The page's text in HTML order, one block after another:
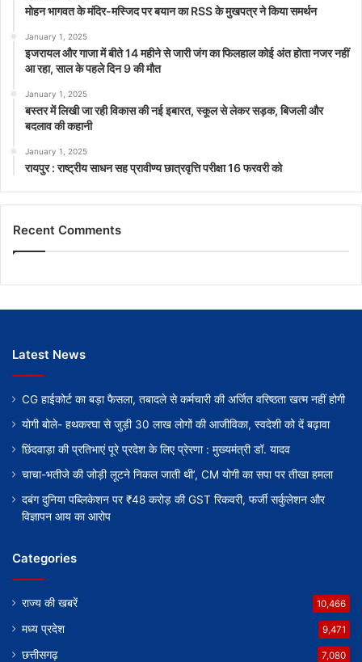
मोहन भागवत के मंदिर-मस्जिद पर बयान का RSS के मुखपत्र ने किया समर्थन
January 1, 2025
इजरायल और गाजा में बीते 14 महीने से जारी जंग का फिलहाल कोई अंत होता नजर नहीं
आ रहा, साल के पहले दिन 9 की मौत
January 1, 2025
बस्तर में लिखी जा रही विकास की नई इबारत, स्कूल से लेकर सड़क, बिजली और
बदलाव की कहानी
January 1, 2025
रायपुर : राष्ट्रीय साधन सह प्रावीण्य छात्रवृत्ति परीक्षा 16 फरवरी को
Recent Comments
Latest News
CG हाईकोर्ट का बड़ा फैसला, तबादले से कर्मचारी की अर्जित वरिष्ठता खत्म नहीं होगी
योगी बोले- हथकरघा से जुड़ी 30 लाख लोगों की आजीविका, स्वदेशी को दें बढ़ावा
छिंदवाड़ा की प्रतिभाएं पूरे प्रदेश के लिए प्रेरणा : मुख्यमंत्री डॉ. यादव
चाचा-भतीजे की जोड़ी लूटने निकल जाती थी’, CM योगी का सपा पर तीखा हमला
दबंग दुनिया पब्लिकेशन पर ₹48 करोड़ की GST रिकवरी, फर्जी सर्कुलेशन और
विज्ञापन आय का आरोप
Categories
राज्य की खबरें 10,466
मध्य प्रदेश 9,471
छत्तीसगढ़ 7,080